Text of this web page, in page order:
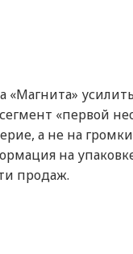
«первой
а не на
на
продаж.